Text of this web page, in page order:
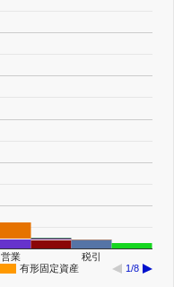
有形固定資産 1/8
営業 税引